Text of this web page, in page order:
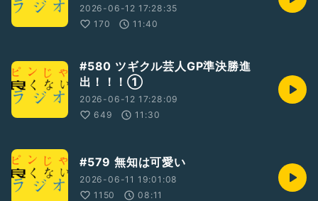
2026-06-12 17:28:35
170
11:40
#580 ツギクル芸人GP準決勝進
出！！！①
2026-06-12 17:28:09
649
11:30
#579 無知は可愛い
2026-06-11 19:01:08
1150
08:11